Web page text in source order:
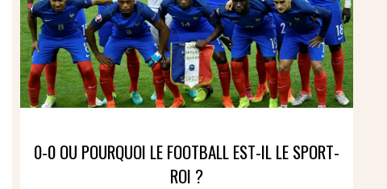
0-0 OU POURQUOI LE FOOTBALL EST-IL LE SPORT-
ROI ?